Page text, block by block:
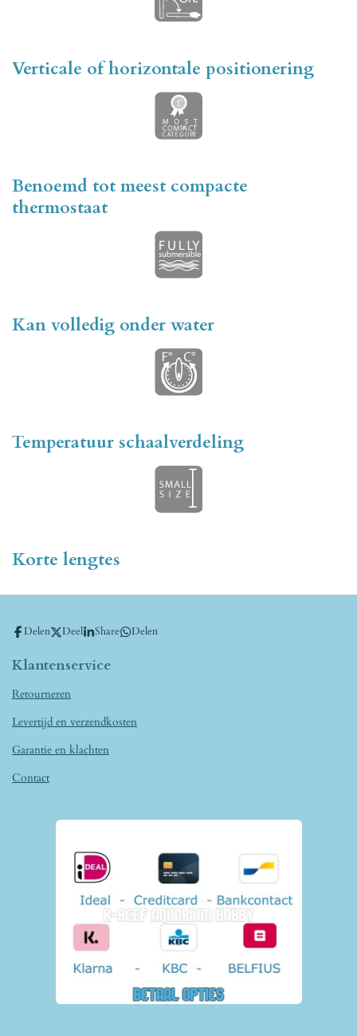
Verticale of horizontale positionering
Benoemd tot meest compacte
thermostaat
Kan volledig onder water
Temperatuur schaalverdeling
Korte lengtes
Delen Deel Share Delen
Klantenservice
Retourneren
Levertijd en verzendkosten
Garantie en klachten
Contact